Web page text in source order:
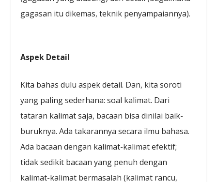
gagasan itu dikemas, teknik penyampaiannya).
Aspek Detail
Kita bahas dulu aspek detail. Dan, kita soroti
yang paling sederhana: soal kalimat. Dari
tataran kalimat saja, bacaan bisa dinilai baik-
buruknya. Ada takarannya secara ilmu bahasa.
Ada bacaan dengan kalimat-kalimat efektif;
tidak sedikit bacaan yang penuh dengan
kalimat-kalimat bermasalah (kalimat rancu,